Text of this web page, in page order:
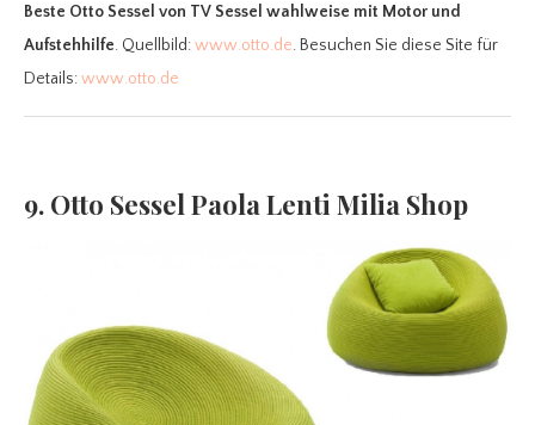
Beste Otto Sessel von TV Sessel wahlweise mit Motor und
Aufstehhilfe. Quellbild:www.otto.de. Besuchen Sie diese Site für
Details:www.otto.de
9. Otto Sessel Paola Lenti Milia Shop